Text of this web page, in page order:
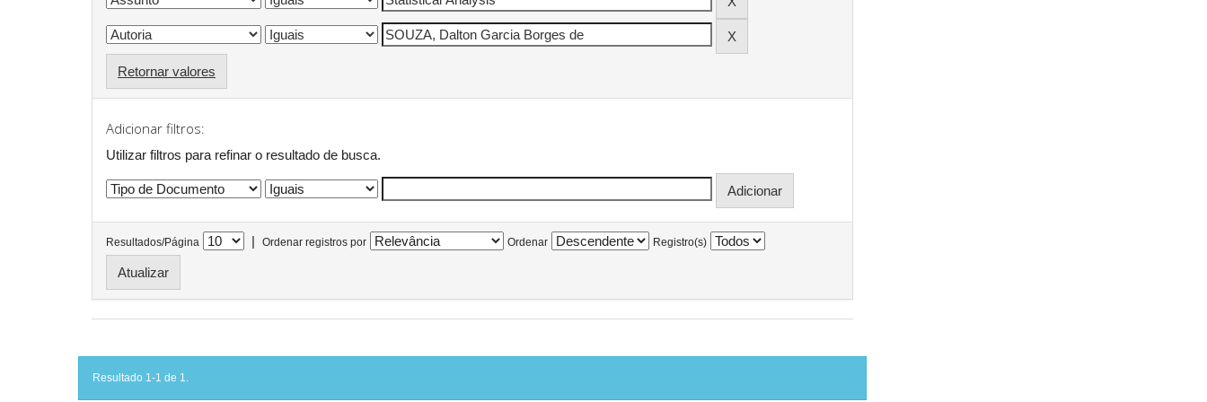
Retornar valores
Adicionar filtros:
Utilizar filtros para refinar o resultado de busca.
Resultados/Página | Ordenar registros por Ordenar Registro(s)
Resultado 1-1 de 1.